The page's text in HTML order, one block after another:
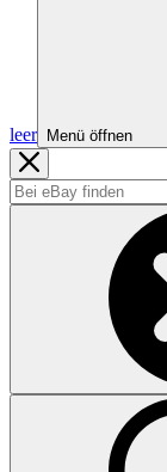
leer Menü öffnen